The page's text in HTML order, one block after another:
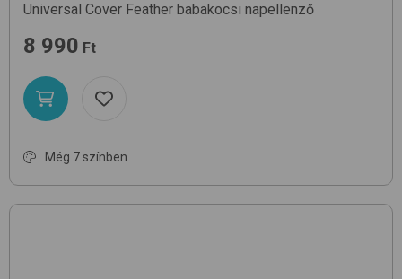
Universal Cover Feather babakocsi napellenző
8 990 Ft
Még 7 színben